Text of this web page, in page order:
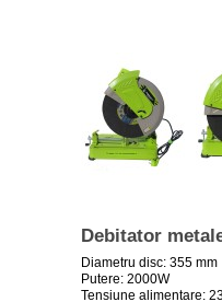
Debitator
Diametru disc: 355 mm
Putere: 2000W
Tensiune alimentare: